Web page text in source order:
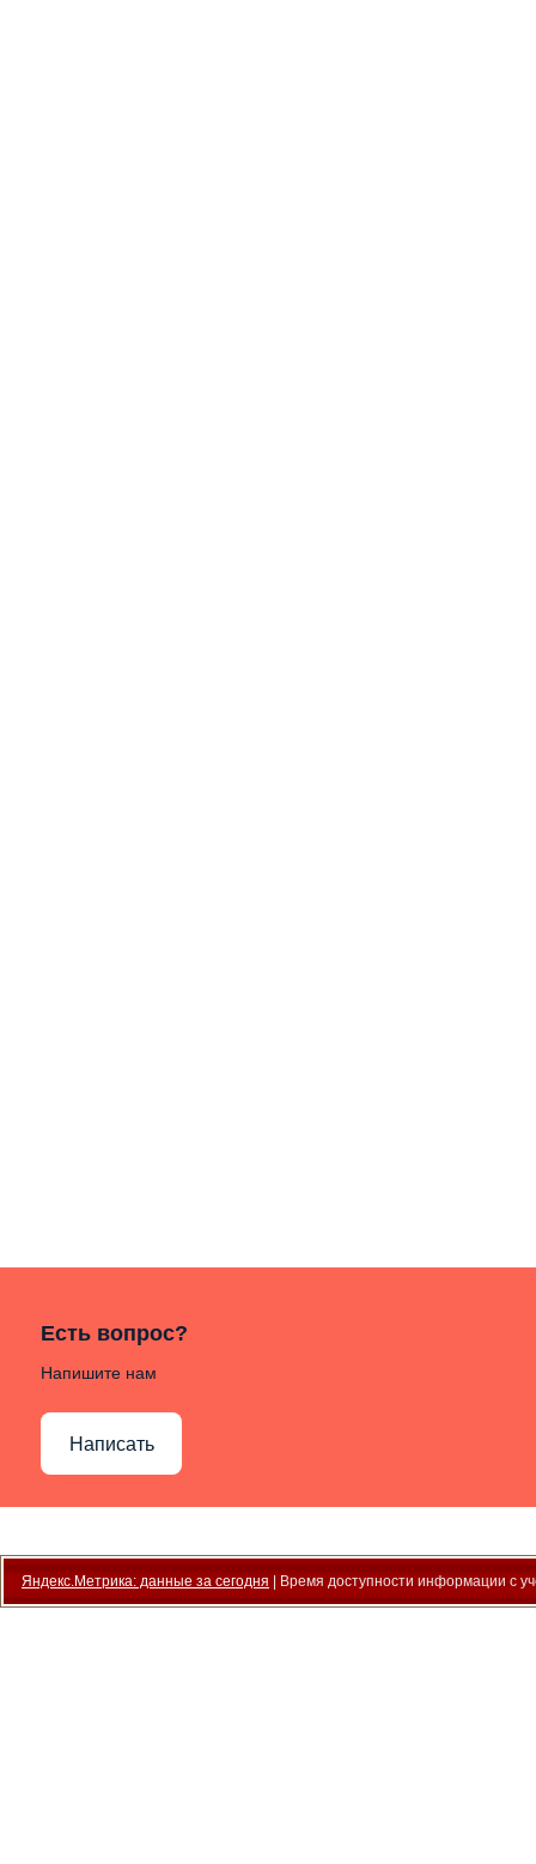
Есть вопрос?
Напишите нам
Написать
Яндекс.Метрика: данные за сегодня | Время доступности информации с